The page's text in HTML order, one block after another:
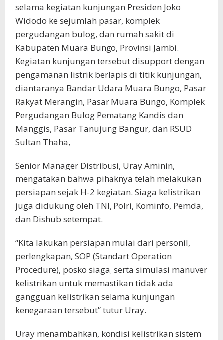
selama kegiatan kunjungan Presiden Joko
Widodo ke sejumlah pasar, komplek
pergudangan bulog, dan rumah sakit di
Kabupaten Muara Bungo, Provinsi Jambi.
Kegiatan kunjungan tersebut disupport dengan
pengamanan listrik berlapis di titik kunjungan,
diantaranya Bandar Udara Muara Bungo, Pasar
Rakyat Merangin, Pasar Muara Bungo, Komplek
Pergudangan Bulog Pematang Kandis dan
Manggis, Pasar Tanujung Bangur, dan RSUD
Sultan Thaha,
Senior Manager Distribusi, Uray Aminin,
mengatakan bahwa pihaknya telah melakukan
persiapan sejak H-2 kegiatan. Siaga kelistrikan
juga didukung oleh TNI, Polri, Kominfo, Pemda,
dan Dishub setempat.
“Kita lakukan persiapan mulai dari personil,
perlengkapan, SOP (Standart Operation
Procedure), posko siaga, serta simulasi manuver
kelistrikan untuk memastikan tidak ada
gangguan kelistrikan selama kunjungan
kenegaraan tersebut” tutur Uray.
Uray menambahkan, kondisi kelistrikan sistem